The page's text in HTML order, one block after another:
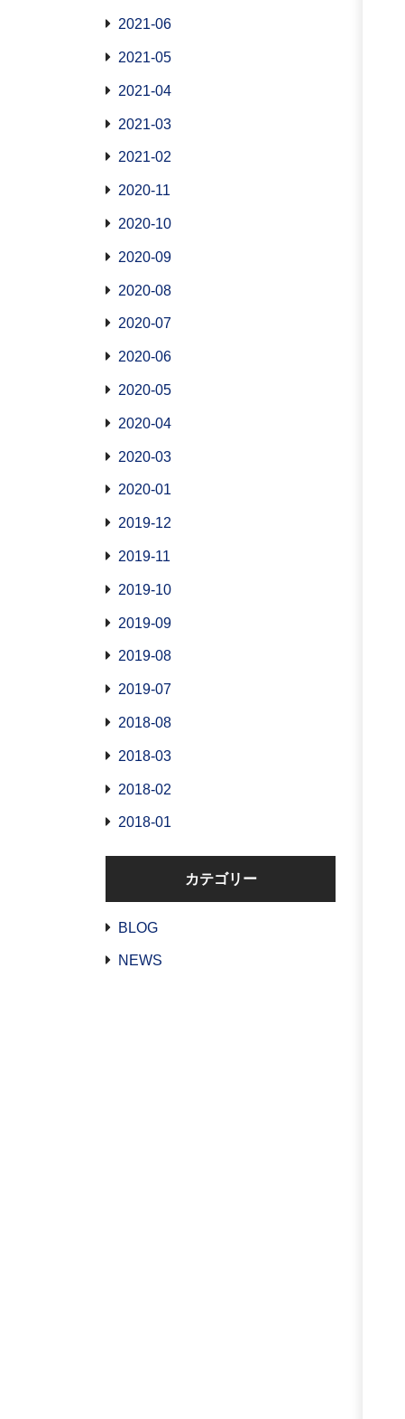
2021-06
2021-05
2021-04
2021-03
2021-02
2020-11
2020-10
2020-09
2020-08
2020-07
2020-06
2020-05
2020-04
2020-03
2020-01
2019-12
2019-11
2019-10
2019-09
2019-08
2019-07
2018-08
2018-03
2018-02
2018-01
カテゴリー
BLOG
NEWS